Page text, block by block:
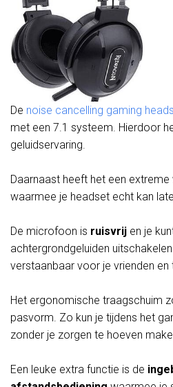
De noise cancelling gaming
met een 7.1 systeem. Hierdoor
geluidservaring.
Daarnaast heeft het een extreme
waarmee je headset echt kan
De microfoon is ruisvrij en je
achtergrondgeluiden
verstaanbaar voor je vrienden
Het ergonomische traagschuim
pasvorm. Zo kun je tijdens het
zonder je zorgen te hoeven
Een leuke extra functie is de